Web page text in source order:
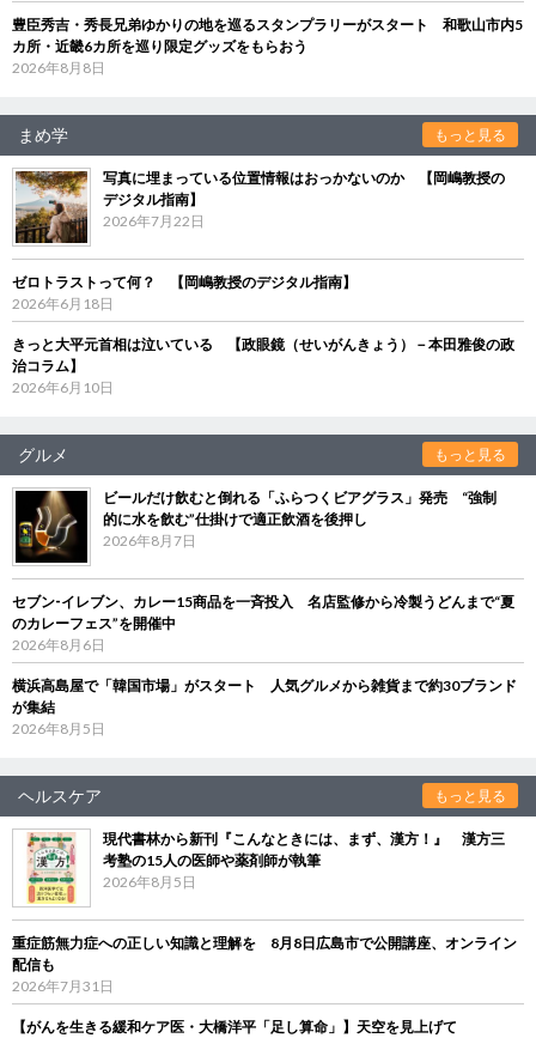
豊臣秀吉・秀長兄弟ゆかりの地を巡るスタンプラリーがスタート 和歌山市内5
カ所・近畿6カ所を巡り限定グッズをもらおう
2026年8月8日
まめ学 もっと見る
写真に埋まっている位置情報はおっかないのか 【岡嶋教授の
デジタル指南】
2026年7月22日
ゼロトラストって何？ 【岡嶋教授のデジタル指南】
2026年6月18日
きっと大平元首相は泣いている 【政眼鏡（せいがんきょう）－本田雅俊の政
治コラム】
2026年6月10日
グルメ もっと見る
ビールだけ飲むと倒れる「ふらつくビアグラス」発売 “強制
的に水を飲む”仕掛けで適正飲酒を後押し
2026年8月7日
セブン‐イレブン、カレー15商品を一斉投入 名店監修から冷製うどんまで“夏
のカレーフェス”を開催中
2026年8月6日
横浜高島屋で「韓国市場」がスタート 人気グルメから雑貨まで約30ブランド
が集結
2026年8月5日
ヘルスケア もっと見る
現代書林から新刊『こんなときには、まず、漢方！』 漢方三
考塾の15人の医師や薬剤師が執筆
2026年8月5日
重症筋無力症への正しい知識と理解を 8月8日広島市で公開講座、オンライン
配信も
2026年7月31日
【がんを生きる緩和ケア医・大橋洋平「足し算命」】天空を見上げて